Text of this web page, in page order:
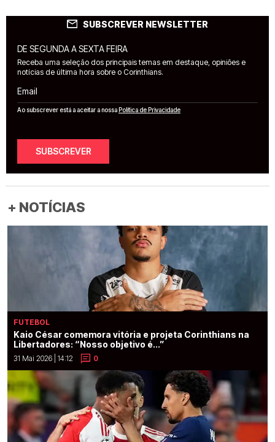
SUBSCREVER NEWSLETTER
DE SEGUNDA A SEXTA FEIRA
Receba uma seleção dos principais temas em destaque, opiniões e
notícias de última hora sobre o Corinthians.
Email
Ao subscrever está a aceitar a nossaPolítica de Privacidade
SUBSCREVER
+ NOTÍCIAS
FUTEBOL
Kaio César comemora vitória e projeta Corinthians na
Libertadores: “Nosso objetivo é...”
31 Mai 2026 | 14:12 0